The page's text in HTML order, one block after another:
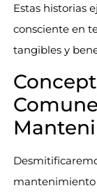
Estas historias
consciente en
tangibles y
mantenimiento